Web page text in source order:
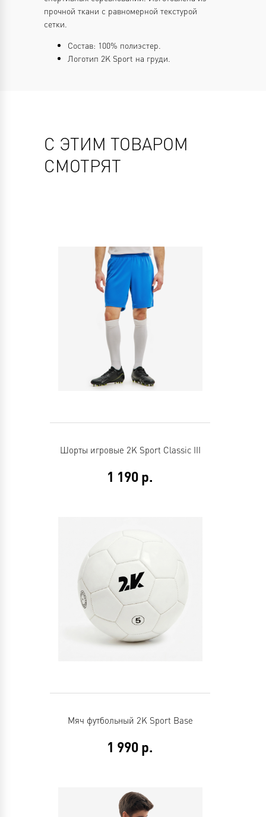
прочной ткани с равномерной текстурой
сетки.
Состав: 100% полиэстер.
Логотип 2K Sport на груди.
С ЭТИМ ТОВАРОМ
СМОТРЯТ
Шорты игровые 2K Sport Classic III
1 190 р.
Мяч футбольный 2K Sport Base
1 990 р.